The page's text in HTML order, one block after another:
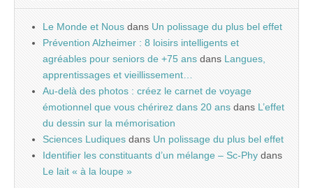
Le Monde et Nous dans Un polissage du plus bel effet
Prévention Alzheimer : 8 loisirs intelligents et
agréables pour seniors de +75 ans dans Langues,
apprentissages et vieillissement…
Au-delà des photos : créez le carnet de voyage
émotionnel que vous chérirez dans 20 ans dans L’effet
du dessin sur la mémorisation
Sciences Ludiques dans Un polissage du plus bel effet
Identifier les constituants d’un mélange – Sc-Phy dans
Le lait « à la loupe »